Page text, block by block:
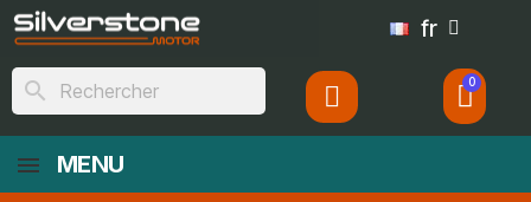
fr
search
MENU